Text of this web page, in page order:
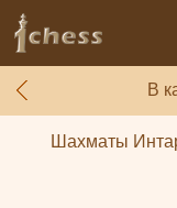
В
Шахматы